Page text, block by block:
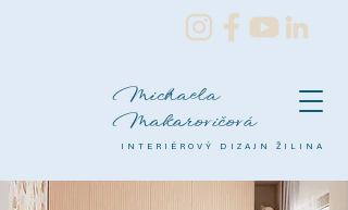
Michaela
Makarovičová
INTERIÉROVÝ DIZAJN ŽILINA